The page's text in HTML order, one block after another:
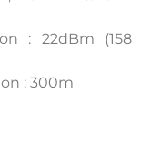
: 22dBm (158
: 300m